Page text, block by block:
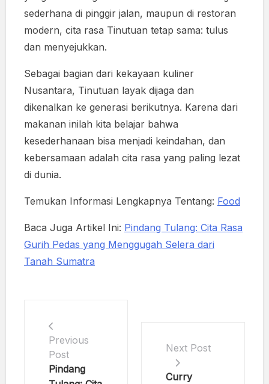
sederhana di pinggir jalan, maupun di restoran
modern, cita rasa Tinutuan tetap sama: tulus
dan menyejukkan.
Sebagai bagian dari kekayaan kuliner
Nusantara, Tinutuan layak dijaga dan
dikenalkan ke generasi berikutnya. Karena dari
makanan inilah kita belajar bahwa
kesederhanaan bisa menjadi keindahan, dan
kebersamaan adalah cita rasa yang paling lezat
di dunia.
Temukan Informasi Lengkapnya Tentang: Food
Baca Juga Artikel Ini: Pindang Tulang: Cita Rasa
Gurih Pedas yang Menggugah Selera dari
Tanah Sumatra
Previous
Post
Pindang
Next Post
Curry